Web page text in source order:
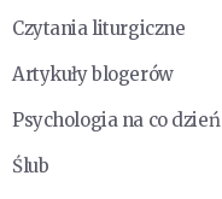
Czytania liturgiczne
Artykuły blogerów
Psychologia na co dzień
Ślub